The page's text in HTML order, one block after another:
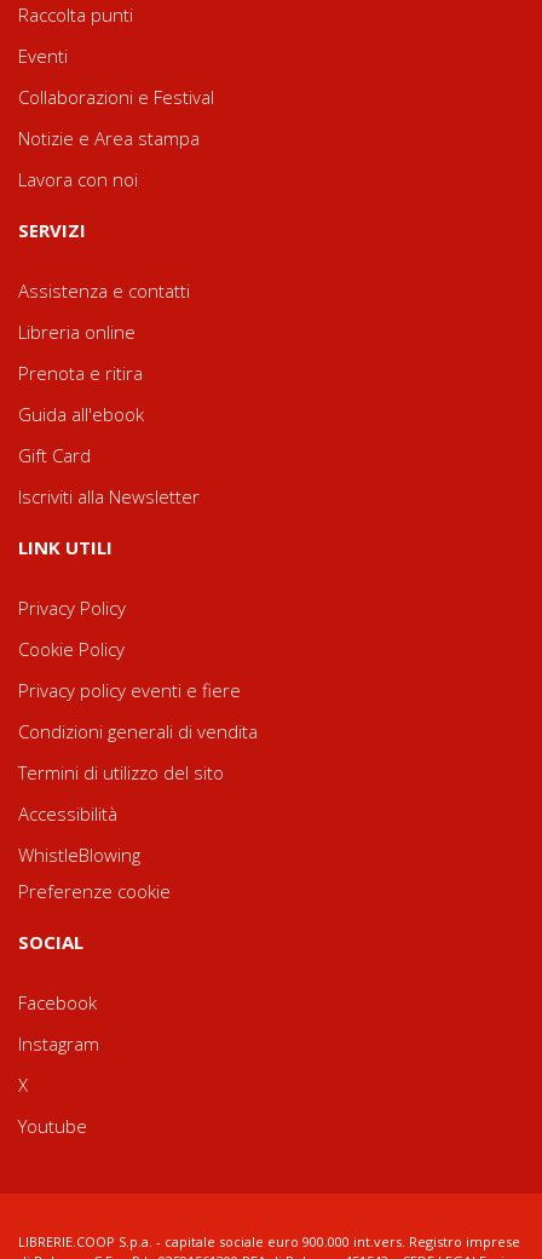
Raccolta punti
Eventi
Collaborazioni e Festival
Notizie e Area stampa
Lavora con noi
SERVIZI
Assistenza e contatti
Libreria online
Prenota e ritira
Guida all'ebook
Gift Card
Iscriviti alla Newsletter
LINK UTILI
Privacy Policy
Cookie Policy
Privacy policy eventi e fiere
Condizioni generali di vendita
Termini di utilizzo del sito
Accessibilità
WhistleBlowing
Preferenze cookie
SOCIAL
Facebook
Instagram
X
Youtube
LIBRERIE.COOP S.p.a. - capitale sociale euro 900.000 int.vers. Registro imprese